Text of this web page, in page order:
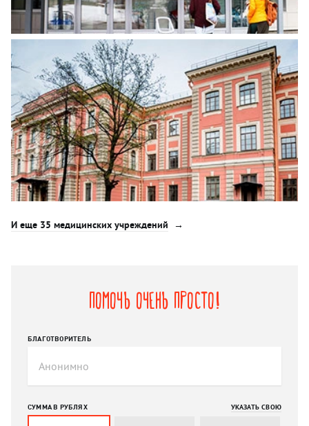
И еще 35 медицинских учреждений
Помочь очень просто!
БЛАГОТВОРИТЕЛЬ
СУММА В РУБЛЯХ УКАЗАТЬ СВОЮ